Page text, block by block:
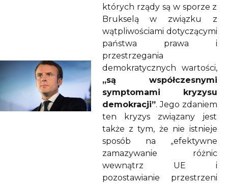
których rządy są w sporze z
Brukselą w związku z
wątpliwościami dotyczącymi
państwa prawa i
przestrzegania
demokratycznych wartości,
„są współczesnymi
symptomami kryzysu
demokracji”. Jego zdaniem
ten kryzys związany jest
także z tym, że nie istnieje
sposób na „efektywne
zamazywanie różnic
wewnątrz UE i
pozostawianie przestrzeni